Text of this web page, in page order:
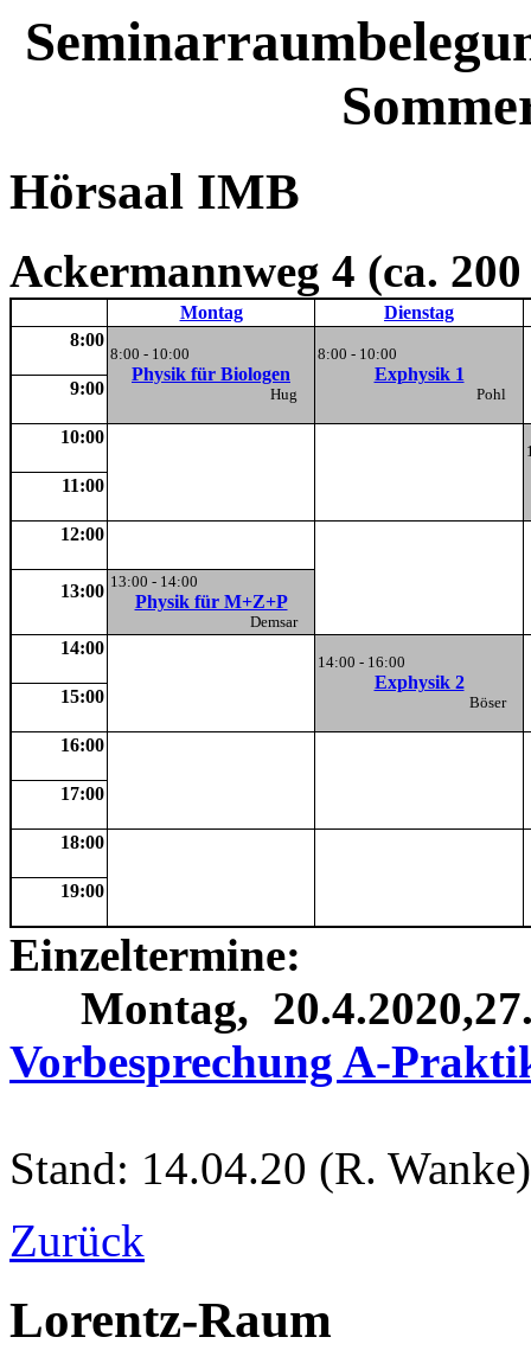
Hörsaal IMB
Ackermannweg 4 (ca.
Montag
Dienstag
8:00
8:00 - 10:00
Physik für Biologen
Hug
8:00 - 10:00
Exphysik 1
Pohl
9:00
10:00
11:00
12:00
13:00 13:00 - 14:00
Physik für M+Z+P
Demsar
14:00
14:00 - 16:00
Exphysik 2
Böser
15:00
16:00
17:00
18:00
19:00
Einzeltermine:
Montag,
Vorbesprechung A-
Stand: 14.04.20 (R. Wanke)
Zurück
Lorentz-Raum